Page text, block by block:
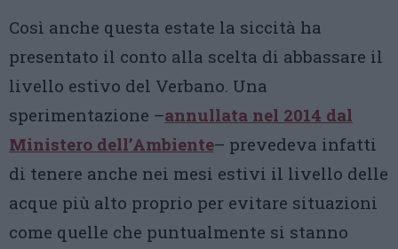
Così anche questa estate la siccità ha
presentato il conto alla scelta di abbassare il
livello estivo del Verbano. Una
sperimentazione –annullata nel 2014 dal
Ministero dell’Ambiente– prevedeva infatti
di tenere anche nei mesi estivi il livello delle
acque più alto proprio per evitare situazioni
come quelle che puntualmente si stanno